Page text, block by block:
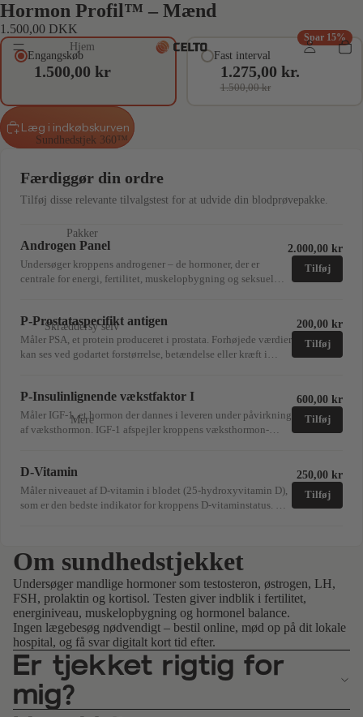
Hjem
Sundhedstjek 360™
Pakker
Skræddersy selv
Mere
Hormon Profil™ – Mænd
1.500,00 DKK
Engangskøb
1.500,00 kr
Spar 15%
Fast interval
1.275,00 kr.
1.500,00 kr
Læg i indkøbskurven
Færdiggør din ordre
Tilføj disse relevante tilvalgstest for at udvide din blodprøvepakke.
Androgen Panel
Undersøger kroppens androgener – de hormoner, der er
centrale for energi, fertilitet, muskelopbygning og seksuel
hydroxyprogesteron, hvilket giver et mere nuanceret billede
af hormonbalancen.Ingen lægebesøg nødvendigt – bestil
online, mød op på dit lokale hospital, og få svar digitalt kort
2.000,00 kr
Tilføj
P-Prostataspecifikt antigen
Måler PSA, et protein produceret i prostata. Forhøjede værdier
kan ses ved godartet forstørrelse, betændelse eller kræft i
200,00 kr
Tilføj
P-Insulinlignende vækstfaktor I
Måler IGF-1, et hormon der dannes i leveren under påvirkning
af væksthormon. IGF-1 afspejler kroppens væksthormon-
600,00 kr
Tilføj
D-Vitamin
Måler niveauet af D-vitamin i blodet (25-hydroxyvitamin D),
som er den bedste indikator for kroppens D-vitaminstatus. D-
250,00 kr
Tilføj
Om sundhedstjekket
Undersøger mandlige hormoner som testosteron, østrogen, LH,
FSH, prolaktin og kortisol. Testen giver indblik i fertilitet,
energiniveau, muskelopbygning og hormonel balance.
Ingen lægebesøg nødvendigt – bestil online, mød op på dit lokale
hospital, og få svar digitalt kort tid efter.
Er tjekket rigtig for
mig?